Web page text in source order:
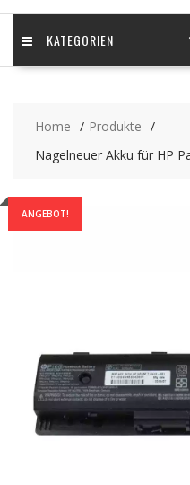
KATEGORIEN
Home
Produkte
Nagelneuer Akku für HP
ANGEBOT!